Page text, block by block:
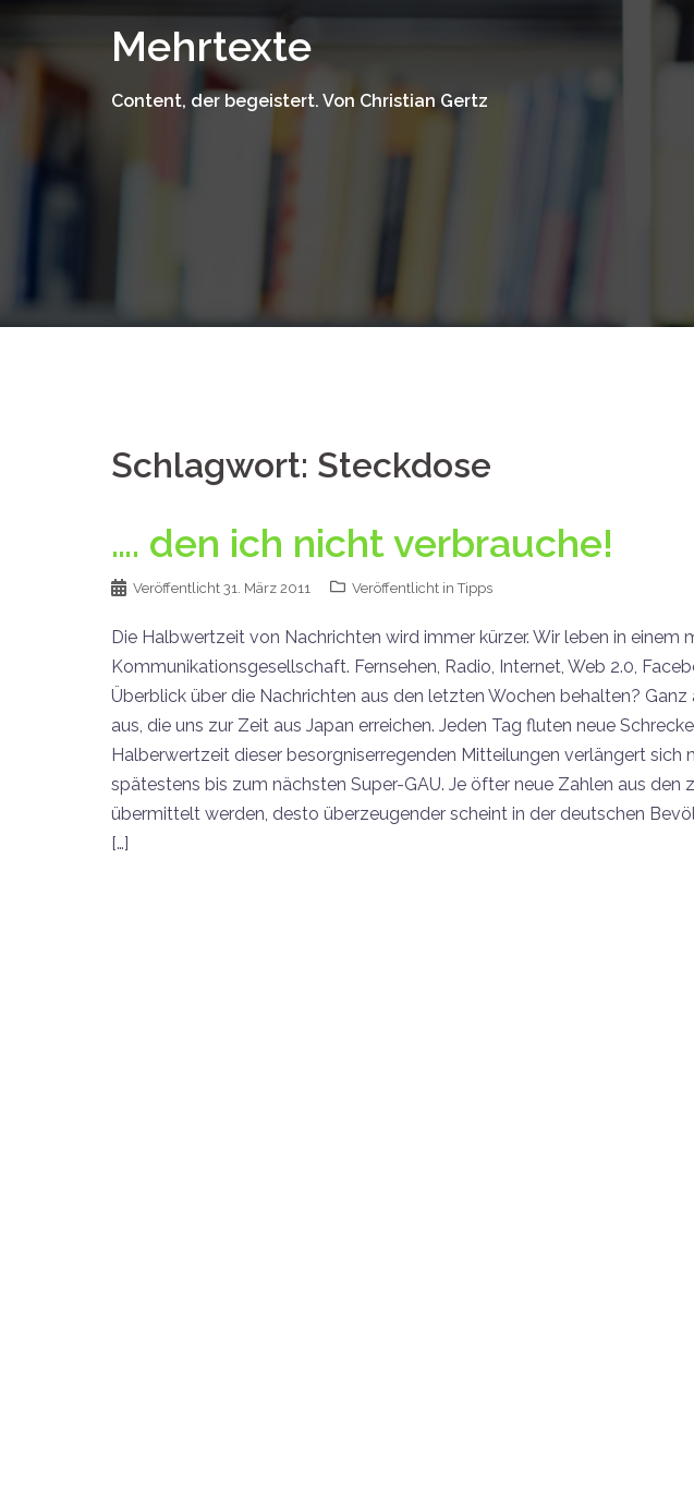
springen
Mehrtexte
Content, der begeistert. Von Christian Gertz
Schlagwort: Steckdose
…. den ich nicht verbrauche!
Veröffentlicht 31. März 2011 Veröffentlicht inTipps
Die Halbwertzeit von Nachrichten wird immer kürzer. Wir leben in einem
Kommunikationsgesellschaft. Fernsehen, Radio, Internet, Web 2.0,
Überblick über die Nachrichten aus den letzten Wochen behalten?
aus, die uns zur Zeit aus Japan erreichen. Jeden Tag fluten neue
Halberwertzeit dieser besorgniserregenden Mitteilungen verlängert sich
spätestens bis zum nächsten Super-GAU. Je öfter neue Zahlen aus den
übermittelt werden, desto überzeugender scheint in der deutschen
[…]